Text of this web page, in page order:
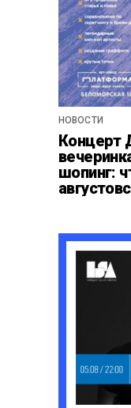
НОВОСТИ
Концерт
шопинг: